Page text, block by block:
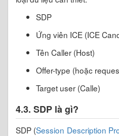
SDP
Ứng viên ICE (ICE
Tên Caller (Host)
Offer-type (hoặc
Target user (Calle)
4.3. SDP là gì?
SDP (Session Description